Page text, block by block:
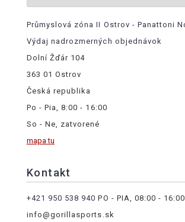
Průmyslová zóna II Ostrov - Panattoni
Výdaj nadrozmerných objednávok
Dolní Žďár 104
363 01 Ostrov
Česká republika
Po - Pia, 8:00 - 16:00
So - Ne, zatvorené
mapa tu
Kontakt
+421 950 538 940 PO - PIA, 08:00 - 16:00
info@gorillasports.sk